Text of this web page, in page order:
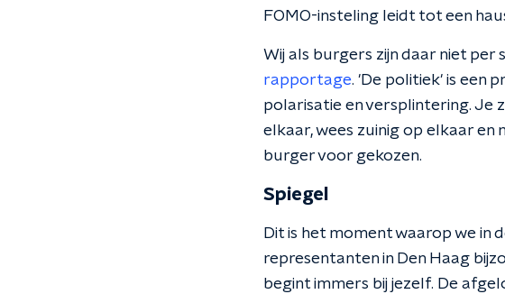
FOMO-insteling leidt tot een
Wij als burgers zijn daar niet per
rapportage. 'De politiek' is een
polarisatie en versplintering. Je
elkaar, wees zuinig op elkaar en
burger voor gekozen.
Spiegel
Dit is het moment waarop we in
representanten in Den Haag
begint immers bij jezelf. De